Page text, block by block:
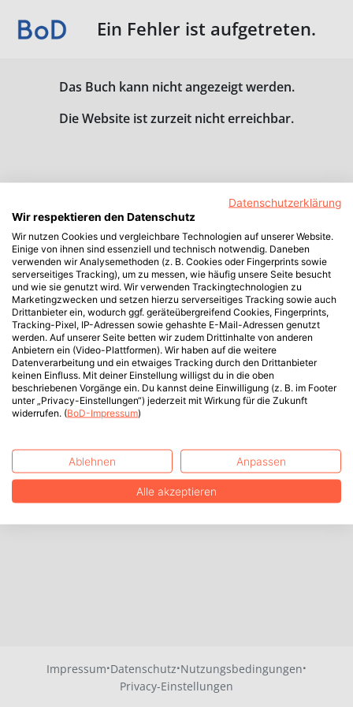
Ein Fehler ist aufgetreten.
Das Buch kann nicht angezeigt werden.
Die Website ist zurzeit nicht erreichbar.
Impressum·Datenschutz·Nutzungsbedingungen·
Privacy-Einstellungen
Datenschutzerklärung
Wir respektieren den Datenschutz
Wir nutzen Cookies und vergleichbare Technologien auf unserer Website.
Einige von ihnen sind essenziell und technisch notwendig. Daneben
verwenden wir Analysemethoden (z. B. Cookies oder Fingerprints sowie
serverseitiges Tracking), um zu messen, wie häufig unsere Seite besucht
und wie sie genutzt wird. Wir verwenden Trackingtechnologien zu
Marketingzwecken und setzen hierzu serverseitiges Tracking sowie auch
Drittanbieter ein, wodurch ggf. geräteübergreifend Cookies, Fingerprints,
Tracking-Pixel, IP-Adressen sowie gehashte E-Mail-Adressen genutzt
werden. Auf unserer Seite betten wir zudem Drittinhalte von anderen
Anbietern ein (Video-Plattformen). Wir haben auf die weitere
Datenverarbeitung und ein etwaiges Tracking durch den Drittanbieter
keinen Einfluss. Mit deiner Einstellung willigst du in die oben
beschriebenen Vorgänge ein. Du kannst deine Einwilligung (z. B. im Footer
unter „Privacy-Einstellungen“) jederzeit mit Wirkung für die Zukunft
widerrufen. (BoD-Impressum)
Ablehnen Anpassen
Alle akzeptieren